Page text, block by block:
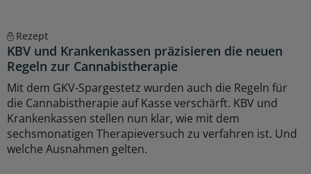
Rezept
KBV und Krankenkassen präzisieren die neuen
Regeln zur Cannabistherapie
Mit dem GKV-Spargestetz wurden auch die Regeln für
die Cannabistherapie auf Kasse verschärft. KBV und
Krankenkassen stellen nun klar, wie mit dem
sechsmonatigen Therapieversuch zu verfahren ist. Und
welche Ausnahmen gelten.